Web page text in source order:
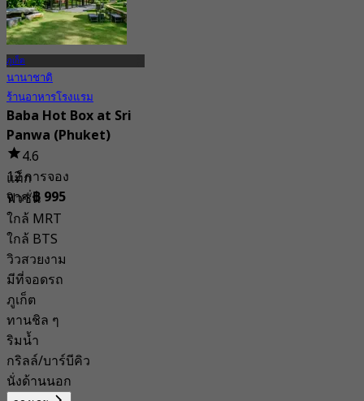
ภูเก็ต
นานาชาติ
ร้านอาหารโรงแรม
Baba Hot Box at Sri
Panwa (Phuket)
4.6
12 การจอง
จาก฿ 995
แท็ก
ฟิวชั่น
ใกล้ MRT
ใกล้ BTS
วิวสวยงาม
มีที่จอดรถ
ภูเก็ต
ทานชิล ๆ
ริมน้ำ
กริลล์/บาร์บีคิว
นั่งด้านนอก